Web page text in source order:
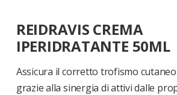
all'inizio
della
galleria
di
immagini
REIDRAVIS CREMA
IPERIDRATANTE 50ML
Assicura il corretto trofismo
grazie alla sinergia di attivi dalle